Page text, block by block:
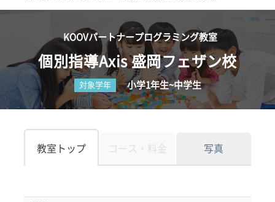
KOOVパートナープログラミング教室
個別指導Axis 盛岡フェザン校
対象学年 小学1年生~中学生
教室トップ コース・料金 写真